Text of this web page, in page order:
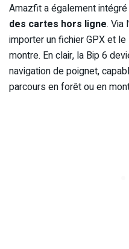
Amazfit a également
des cartes hors ligne. Via
importer un fichier GPX et
montre. En clair, la Bip 6
navigation de poignet,
parcours en forêt ou en